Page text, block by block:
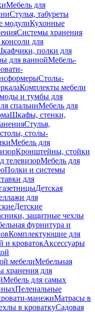
Мебель для
Стулья, табуреты
модулиКухонные
Системы хранения
для
полки для
для ваннойМебель-
Столы-
Комплекты мебели
и тумбы для
спальниМебель для
Шкафы, стенки,
Стулья,
столы-
Мебель для
Кронштейны, стойки
телевизорМебель для
Полки и системы
для
Детская
для
Детские
защитные чехлы
фурнитура и
Комплектующие для
и кроватокАксессуары
мебелиМебельная
хранения для
Мебель для самых
Пеленальные
манежиМатрасы в
в кроваткуСадовая